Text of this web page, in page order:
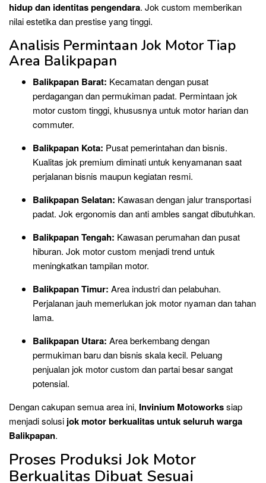
hidup dan identitas pengendara. Jok custom memberikan
nilai estetika dan prestise yang tinggi.
Analisis Permintaan Jok Motor Tiap
Area Balikpapan
Balikpapan Barat: Kecamatan dengan pusat
perdagangan dan permukiman padat. Permintaan jok
motor custom tinggi, khususnya untuk motor harian dan
commuter.
Balikpapan Kota: Pusat pemerintahan dan bisnis.
Kualitas jok premium diminati untuk kenyamanan saat
perjalanan bisnis maupun kegiatan resmi.
Balikpapan Selatan: Kawasan dengan jalur transportasi
padat. Jok ergonomis dan anti ambles sangat dibutuhkan.
Balikpapan Tengah: Kawasan perumahan dan pusat
hiburan. Jok motor custom menjadi trend untuk
meningkatkan tampilan motor.
Balikpapan Timur: Area industri dan pelabuhan.
Perjalanan jauh memerlukan jok motor nyaman dan tahan
lama.
Balikpapan Utara: Area berkembang dengan
permukiman baru dan bisnis skala kecil. Peluang
penjualan jok motor custom dan partai besar sangat
potensial.
Dengan cakupan semua area ini, Invinium Motoworkssiap
menjadi solusi jok motor berkualitas untuk seluruh warga
Balikpapan.
Proses Produksi Jok Motor
Berkualitas Dibuat Sesuai